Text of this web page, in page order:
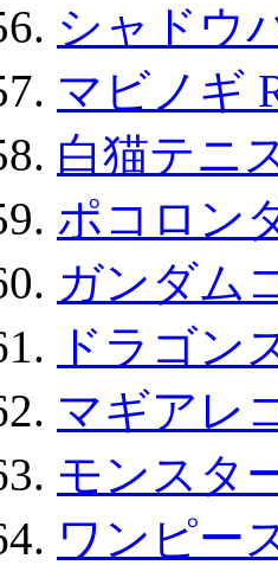
シャドウ
マビノギ
白猫テニ
ポコロン
ガンダム
ドラゴン
マギアレ
モンスタ
ワンピー